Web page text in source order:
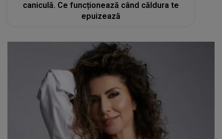
caniculă. Ce funcționează când căldura te
epuizează